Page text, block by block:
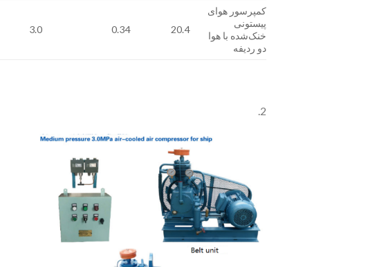
کمپرسور هوای
پیستونی
خنک‌شده با هوا
دو ردیفه
20.4
0.34
3.0
2.